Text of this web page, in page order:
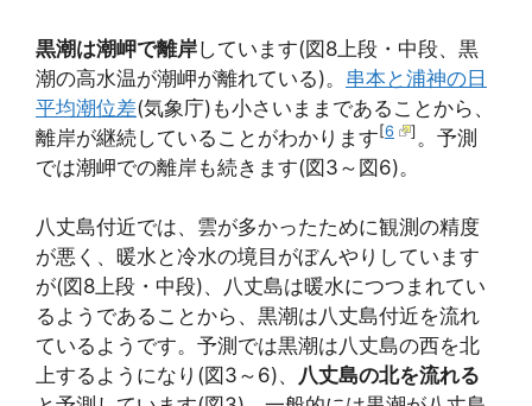
黒潮は潮岬で離岸しています(図8上段・中段、黒
潮の高水温が潮岬が離れている)。 串本と浦神の日
平均潮位差(気象庁)も小さいままであることから、
離岸が継続していることがわかります[6 ] 。予測
では潮岬での離岸も続きます(図3～図6)。
八丈島付近では、雲が多かったために観測の精度
が悪く、暖水と冷水の境目がぼんやりしています
が(図8上段・中段)、八丈島は暖水につつまれてい
るようであることから、黒潮は八丈島付近を流れ
ているようです。予測では黒潮は八丈島の西を北
上するようになり(図3～6)、 八丈島の北を流れる